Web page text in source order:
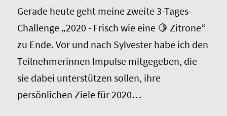
Gerade heute geht meine zweite 3-Tages-
Challenge „2020 - Frisch wie eine 🍋 Zitrone“
zu Ende. Vor und nach Sylvester habe ich den
Teilnehmerinnen Impulse mitgegeben, die
sie dabei unterstützen sollen, ihre
persönlichen Ziele für 2020…